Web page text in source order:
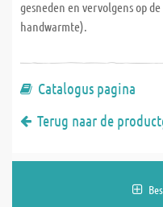
gesneden en vervolgens op
handwarmte).
Catalogus pagina
Terug naar de